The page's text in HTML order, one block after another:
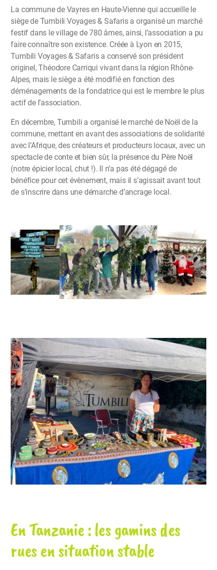
La commune de Vayres en Haute-Vienne qui accueille le
siège de Tumbili Voyages & Safaris a organisé un marché
festif dans le village de 780 âmes, ainsi, l’association a pu
faire connaître son existence. Créée à Lyon en 2015,
Tumbili Voyages & Safaris a conservé son président
originel, Théodore Carriqui vivant dans la région Rhône-
Alpes, mais le siège a été modifié en fonction des
déménagements de la fondatrice qui est le membre le plus
actif de l’association.
En décembre, Tumbili a organisé le marché de Noël de la
commune, mettant en avant des associations de solidarité
avec l’Afrique, des créateurs et producteurs locaux, avec un
spectacle de conte et bien sûr, la présence du Père Noël
(notre épicier local, chut !). Il n’a pas été dégagé de
bénéfice pour cet évènement, mais il s’agissait avant tout
de s’inscrire dans une démarche d’ancrage local.
En Tanzanie : les gamins des
rues en situation stable